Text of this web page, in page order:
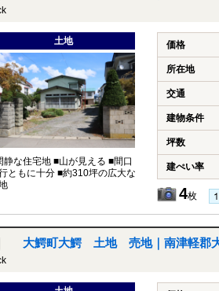
土地
静な住宅地 ■山が見える ■間口
ともに十分 ■約310坪の広大な
価格
所在地
交通
建物条件
坪数
建ぺい率
4枚
大鰐町大鰐 土地 売地｜南津軽郡